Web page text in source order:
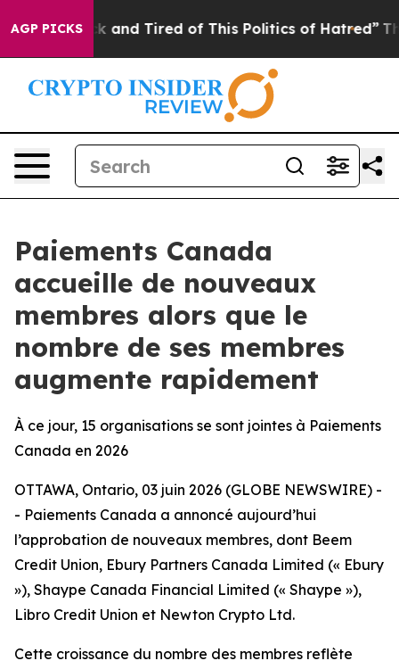
AGP PICKS
Sick and Tired of This Politics of Hatred” The
Paiements Canada
accueille de nouveaux
membres alors que le
nombre de ses membres
augmente rapidement
À ce jour, 15 organisations se sont jointes à Paiements
Canada en 2026
OTTAWA, Ontario, 03 juin 2026 (GLOBE NEWSWIRE) -
- Paiements Canada a annoncé aujourd’hui
l’approbation de nouveaux membres, dont Beem
Credit Union, Ebury Partners Canada Limited (« Ebury
»), Shaype Canada Financial Limited (« Shaype »),
Libro Credit Union et Newton Crypto Ltd.
Cette croissance du nombre des membres reflète